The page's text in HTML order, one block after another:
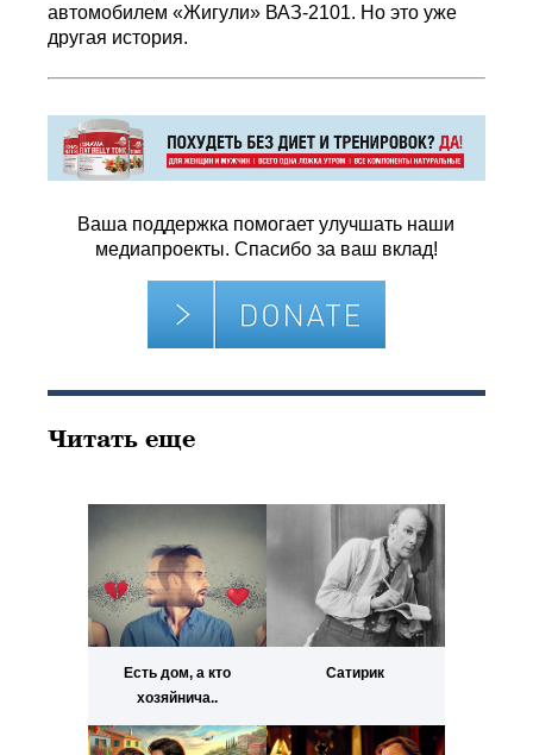
автомобилем «Жигули» ВАЗ-2101. Но это уже
другая история.
Ваша поддержка помогает улучшать наши
медиапроекты. Спасибо за ваш вклад!
Читать еще
Есть дом, а кто
хозяйнича..
Сатирик